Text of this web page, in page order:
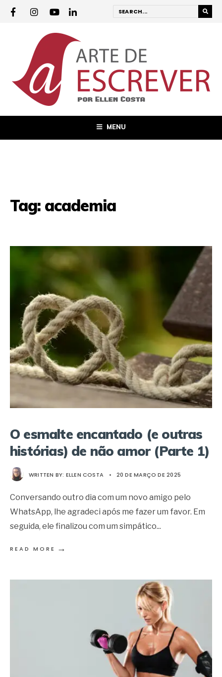
MENU
Tag: academia
O esmalte encantado (e outras
histórias) de não amor (Parte 1)
WRITTEN BY: ELLEN COSTA • 20 DE MARÇO DE 2025
Conversando outro dia com um novo amigo pelo
WhatsApp, lhe agradeci após me fazer um favor. Em
seguida, ele finalizou com um simpático...
READ MORE →